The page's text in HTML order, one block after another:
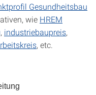
Gesundheitsbau
wie HREM
, industriebaupreis,
, etc.